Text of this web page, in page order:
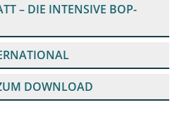
– DIE INTENSIVE BOP-
DOWNLOAD